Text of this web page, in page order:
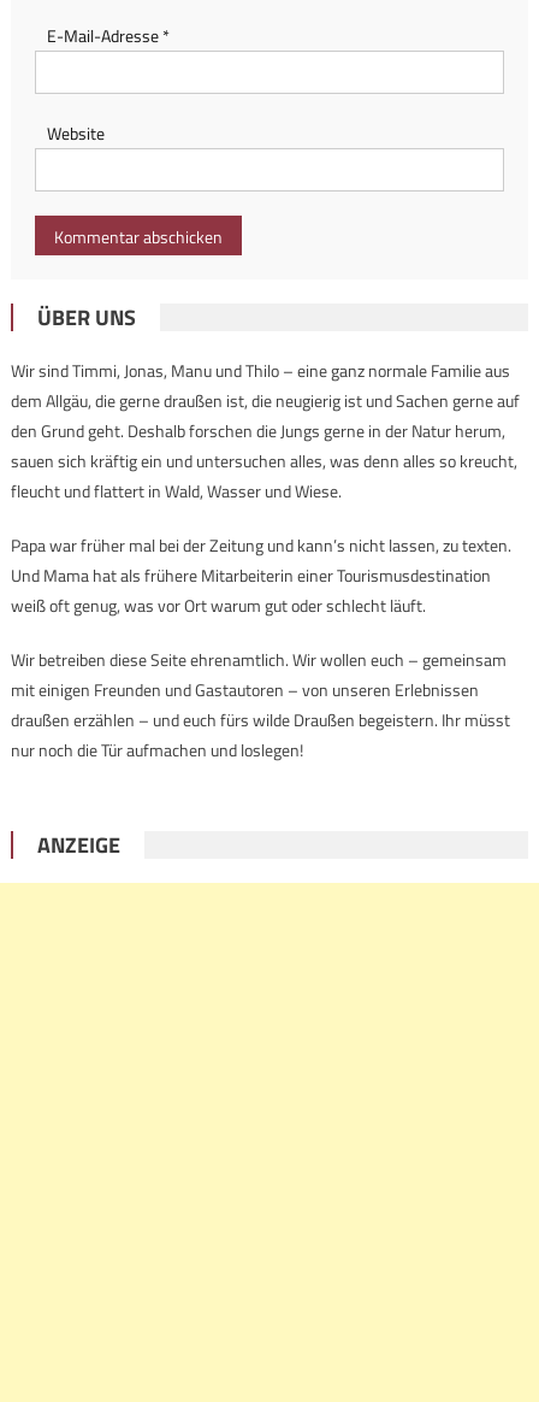
E-Mail-Adresse*
Website
ÜBER UNS
Wir sind Timmi, Jonas, Manu und Thilo – eine ganz normale Familie aus
dem Allgäu, die gerne draußen ist, die neugierig ist und Sachen gerne auf
den Grund geht. Deshalb forschen die Jungs gerne in der Natur herum,
sauen sich kräftig ein und untersuchen alles, was denn alles so kreucht,
fleucht und flattert in Wald, Wasser und Wiese.
Papa war früher mal bei der Zeitung und kann’s nicht lassen, zu texten.
Und Mama hat als frühere Mitarbeiterin einer Tourismusdestination
weiß oft genug, was vor Ort warum gut oder schlecht läuft.
Wir betreiben diese Seite ehrenamtlich. Wir wollen euch – gemeinsam
mit einigen Freunden und Gastautoren – von unseren Erlebnissen
draußen erzählen – und euch fürs wilde Draußen begeistern. Ihr müsst
nur noch die Tür aufmachen und loslegen!
ANZEIGE